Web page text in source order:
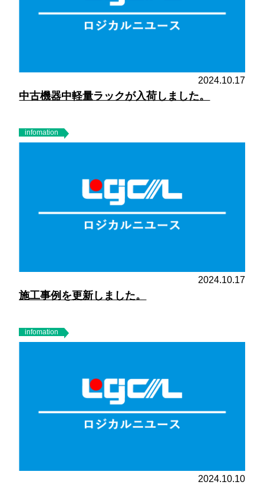
2024.10.17
中古機器中軽量ラックが入荷しました。
infomation
2024.10.17
施工事例を更新しました。
infomation
2024.10.10